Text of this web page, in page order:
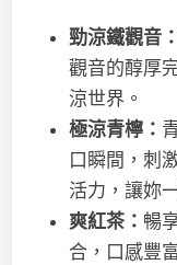
勁涼鐵觀音：
觀音的醇厚
涼世界。
極涼青檸：
口瞬間，刺
活力，讓妳
爽紅茶： 暢
合，口感豐